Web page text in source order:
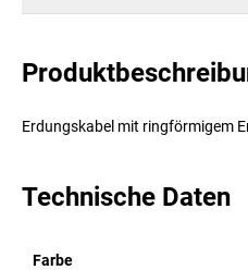
Erdungskabel mit ringförmigem
Technische Daten
Farbe